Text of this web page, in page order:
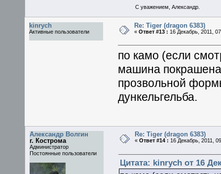
С уважением, Александр.
kinrych
Активные пользователи
Re: Tiger (dragon 6383)
« Ответ #13 : 16 Декабрь, 2011,
по камо (если
машина
прозвольной
дункельгельба.
Александр Волгин
г. Кострома
Администратор
Постоянные пользователи
Re: Tiger (dragon 6383)
« Ответ #14 : 16 Декабрь, 2011,
Цитата: kinrych от 16